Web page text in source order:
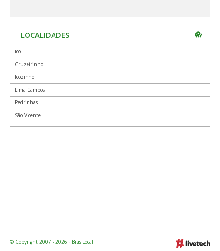
LOCALIDADES
Icó
Cruzeirinho
Icozinho
Lima Campos
Pedrinhas
São Vicente
© Copyright 2007 - 2026 · BrasiLocal